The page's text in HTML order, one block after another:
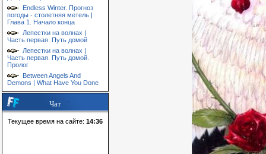
Endless Winter. Прогноз
погоды - столетняя метель |
Глава 1. Начало конца
Лепестки на волнах |
Часть первая. Путь домой
Лепестки на волнах |
Часть первая. Путь домой.
Пролог
Between Angels And
Demons | What Have You Done
Чат
Текущее время на сайте: 14:36